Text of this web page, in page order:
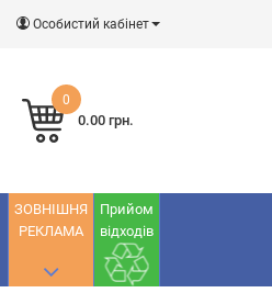
Особистий кабінет
0
0.00 грн.
ЗОВНІШНЯ
РЕКЛАМА
Прийом
відходів